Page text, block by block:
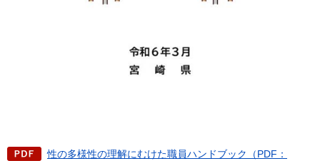
性の多様性の理解にむけた職員ハンドブック（PDF：